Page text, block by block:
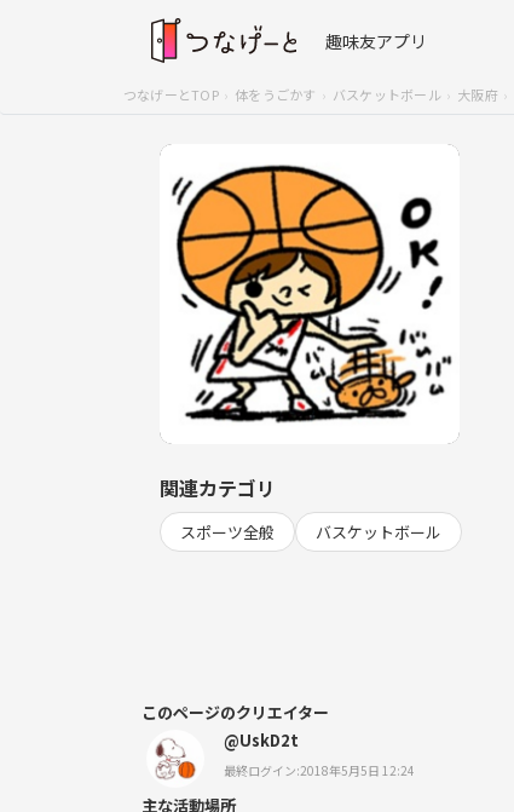
趣味友アプリ
つなげーとTOP 体をうごかす バスケットボール 大阪府
関連カテゴリ
スポーツ全般 バスケットボール
このページのクリエイター
@UskD2t
最終ログイン:2018年5月5日 12:24
主な活動場所